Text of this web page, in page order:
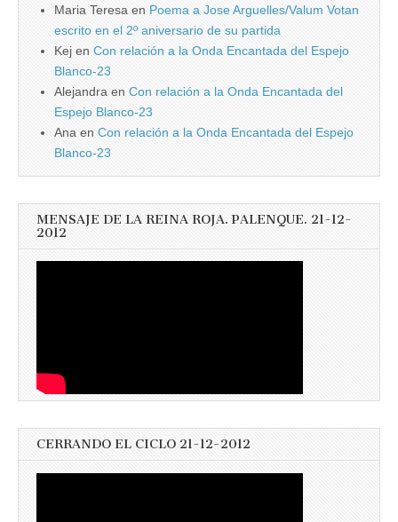
Maria Teresa en Poema a Jose Arguelles/Valum Votan
escrito en el 2º aniversario de su partida
Kej en Con relación a la Onda Encantada del Espejo
Blanco-23
Alejandra en Con relación a la Onda Encantada del
Espejo Blanco-23
Ana en Con relación a la Onda Encantada del Espejo
Blanco-23
MENSAJE DE LA REINA ROJA. PALENQUE. 21-12-
2012
CERRANDO EL CICLO 21-12-2012